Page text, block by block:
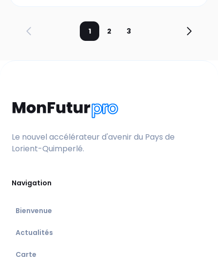
1 2 3
Le nouvel accélérateur d'avenir du Pays de
Lorient-Quimperlé.
Navigation
Bienvenue
Actualités
Carte